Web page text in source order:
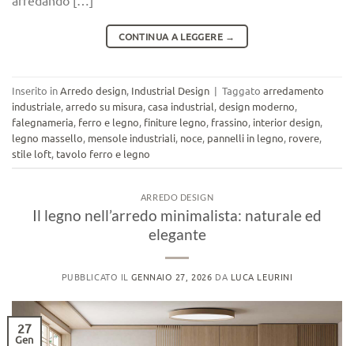
CONTINUA A LEGGERE →
Inserito inArredo design, Industrial Design | Taggato arredamento
industriale,arredo su misura,casa industrial,design moderno,
falegnameria, ferro e legno, finiture legno, frassino, interior design,
legno massello, mensole industriali, noce, pannelli in legno, rovere,
stile loft, tavolo ferro e legno
ARREDO DESIGN
Il legno nell’arredo minimalista: naturale ed
elegante
PUBBLICATO ILGENNAIO 27, 2026 DA LUCA LEURINI
27
Gen